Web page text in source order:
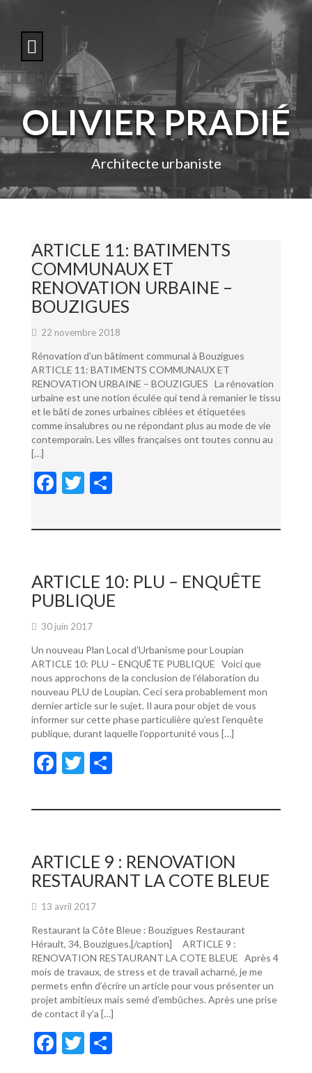
o
c
n
e
OLIVIER PRADIÉ
Architecte urbaniste
ARTICLE 11: BATIMENTS
COMMUNAUX ET
RENOVATION URBAINE –
BOUZIGUES
22 novembre 2018
Rénovation d’un bâtiment communal à Bouzigues
ARTICLE 11: BATIMENTS COMMUNAUX ET
RENOVATION URBAINE – BOUZIGUES La rénovation
urbaine est une notion éculée qui tend à remanier le tissu
et le bâti de zones urbaines ciblées et étiquetées
comme insalubres ou ne répondant plus au mode de vie
contemporain. Les villes françaises ont toutes connu au
[…]
F
e
o
o
k
T
itt ta
er
ARTICLE 10: PLU – ENQUÊTE
PUBLIQUE
30 juin 2017
Un nouveau Plan Local d’Urbanisme pour Loupian
ARTICLE 10: PLU – ENQUÊTE PUBLIQUE Voici que
nous approchons de la conclusion de l’élaboration du
nouveau PLU de Loupian. Ceci sera probablement mon
dernier article sur le sujet. Il aura pour objet de vous
informer sur cette phase particulière qu’est l’enquête
publique, durant laquelle l’opportunité vous […]
F
e
o
o
k
T
itt ta
er
ARTICLE 9 : RENOVATION
RESTAURANT LA COTE BLEUE
13 avril 2017
Restaurant la Côte Bleue : Bouzigues Restaurant
Hérault, 34, Bouzigues.[/caption] ARTICLE 9 :
RENOVATION RESTAURANT LA COTE BLEUE Après 4
mois de travaux, de stress et de travail acharné, je me
permets enfin d’écrire un article pour vous présenter un
projet ambitieux mais semé d’embûches. Après une prise
de contact il y’a […]
F
T